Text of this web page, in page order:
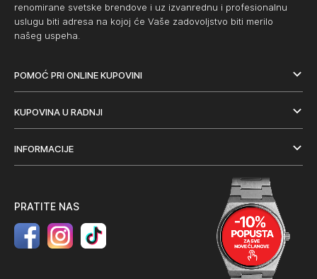
renomirane svetske brendove i uz izvanrednu i profesionalnu
uslugu biti adresa na kojoj će Vaše zadovoljstvo biti merilo
našeg uspeha.
POMOĆ PRI ONLINE KUPOVINI
KUPOVINA U RADNJI
INFORMACIJE
PRATITE NAS